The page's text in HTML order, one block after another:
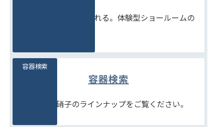
見て、触れて、比べられる。体験型ショールームの
容器検索
豊富な石堂硝子のラインナップをご覧ください。
容器検索